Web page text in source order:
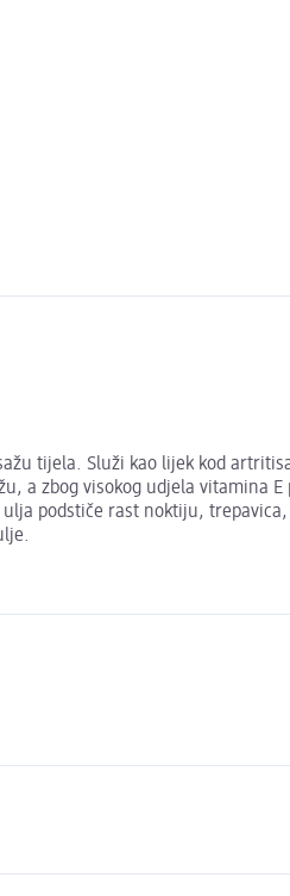
tijela. Služi kao lijek kod
a zbog visokog udjela vitamina E
podstiče rast noktiju, trepavica,